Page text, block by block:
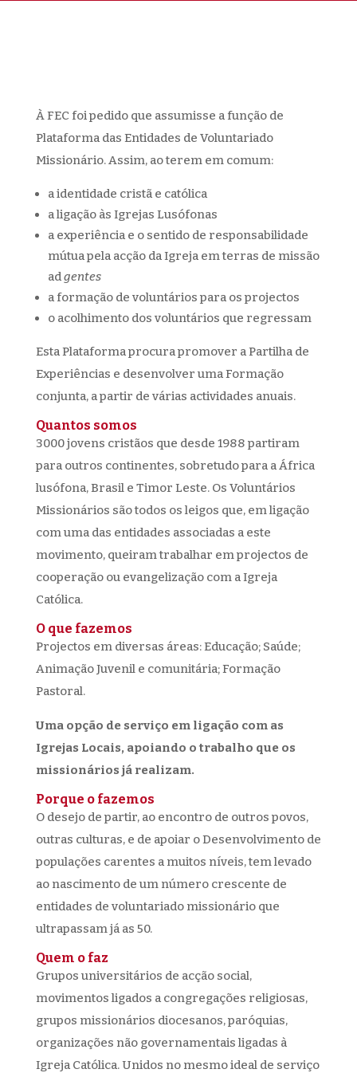
À FEC foi pedido que assumisse a função de
Plataforma das Entidades de Voluntariado
Missionário. Assim, ao terem em comum:
a identidade cristã e católica
a ligação às Igrejas Lusófonas
a experiência e o sentido de responsabilidade
mútua pela acção da Igreja em terras de missão
adgentes
a formação de voluntários para os projectos
o acolhimento dos voluntários que regressam
Esta Plataforma procura promover a Partilha de
Experiências e desenvolver uma Formação
conjunta, a partir de várias actividades anuais.
Quantos somos
3000 jovens cristãos que desde 1988 partiram
para outros continentes, sobretudo para a África
lusófona, Brasil e Timor Leste. Os Voluntários
Missionários são todos os leigos que, em ligação
com uma das entidades associadas a este
movimento, queiram trabalhar em projectos de
cooperação ou evangelização com a Igreja
Católica.
O que fazemos
Projectos em diversas áreas: Educação; Saúde;
Animação Juvenil e comunitária; Formação
Pastoral.
Uma opção de serviço em ligação com as
Igrejas Locais, apoiando o trabalho que os
missionários já realizam.
Porque o fazemos
O desejo de partir, ao encontro de outros povos,
outras culturas, e de apoiar o Desenvolvimento de
populações carentes a muitos níveis, tem levado
ao nascimento de um número crescente de
entidades de voluntariado missionário que
ultrapassam já as 50.
Quem o faz
Grupos universitários de acção social,
movimentos ligados a congregações religiosas,
grupos missionários diocesanos, paróquias,
organizações não governamentais ligadas à
Igreja Católica. Unidos no mesmo ideal de serviço